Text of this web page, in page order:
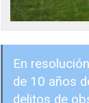
En
de 10 años
delitos de